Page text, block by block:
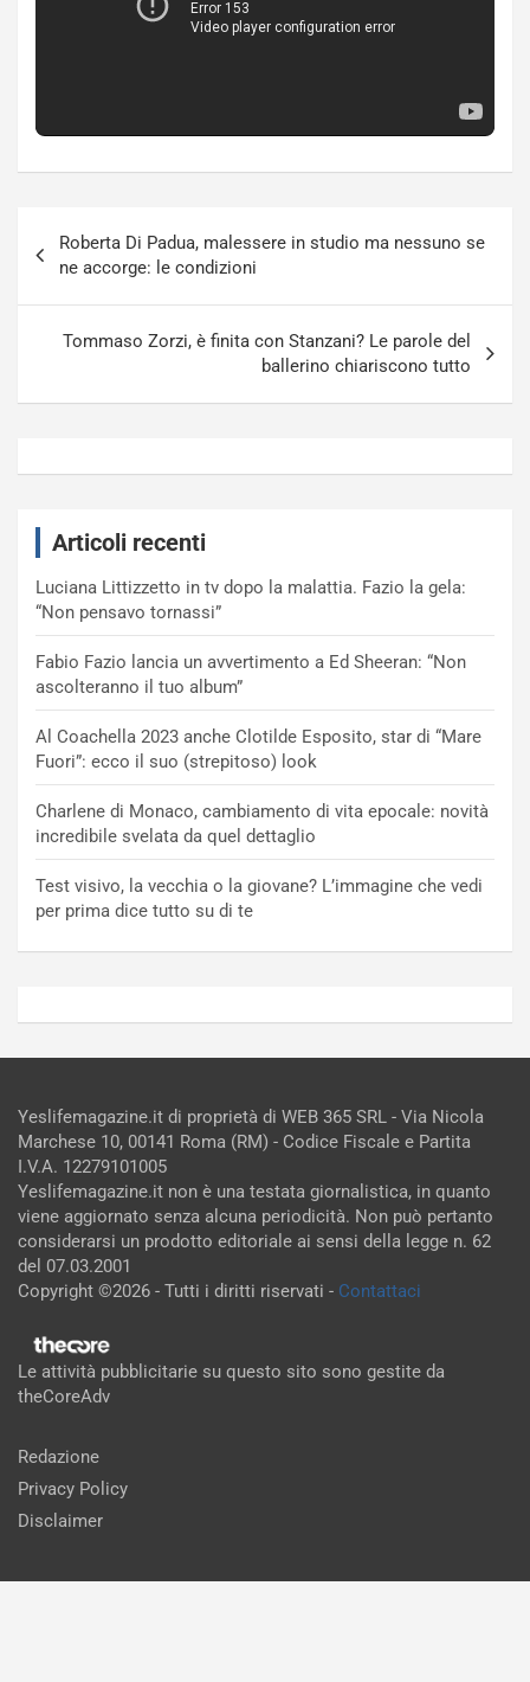
articoli
Roberta Di Padua, malessere in studio ma nessuno se
ne accorge: le condizioni
Tommaso Zorzi, è finita con Stanzani? Le parole del
ballerino chiariscono tutto
Articoli recenti
Luciana Littizzetto in tv dopo la malattia. Fazio la gela:
“Non pensavo tornassi”
Fabio Fazio lancia un avvertimento a Ed Sheeran: “Non
ascolteranno il tuo album”
Al Coachella 2023 anche Clotilde Esposito, star di “Mare
Fuori”: ecco il suo (strepitoso) look
Charlene di Monaco, cambiamento di vita epocale: novità
incredibile svelata da quel dettaglio
Test visivo, la vecchia o la giovane? L’immagine che vedi
per prima dice tutto su di te
Yeslifemagazine.it di proprietà di WEB 365 SRL - Via Nicola
Marchese 10, 00141 Roma (RM) - Codice Fiscale e Partita
I.V.A. 12279101005
Yeslifemagazine.it non è una testata giornalistica, in quanto
viene aggiornato senza alcuna periodicità. Non può pertanto
considerarsi un prodotto editoriale ai sensi della legge n. 62
del 07.03.2001
Copyright ©2026 - Tutti i diritti riservati - Contattaci
Le attività pubblicitarie su questo sito sono gestite da
theCoreAdv
Redazione
Privacy Policy
Disclaimer